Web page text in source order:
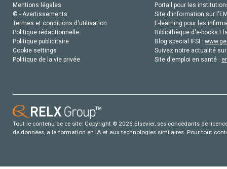
Mentions légales
© - Avertissements
Termes et conditions d'utilisation
Politique rédactionnelle
Politique publicitaire
Cookie settings
Politique de la vie privée
Portail pour les
Site d'information sur
E-learning pour les
Bibliothèque d'e-books
Blog special IFSI :
Suivez notre actualité
Site d'emploi en santé :
Tout le contenu de ce site: Copyright © 2026 Elsevier, ses concédants de
de données, a la formation en IA et aux technologies similaires. Pour tout